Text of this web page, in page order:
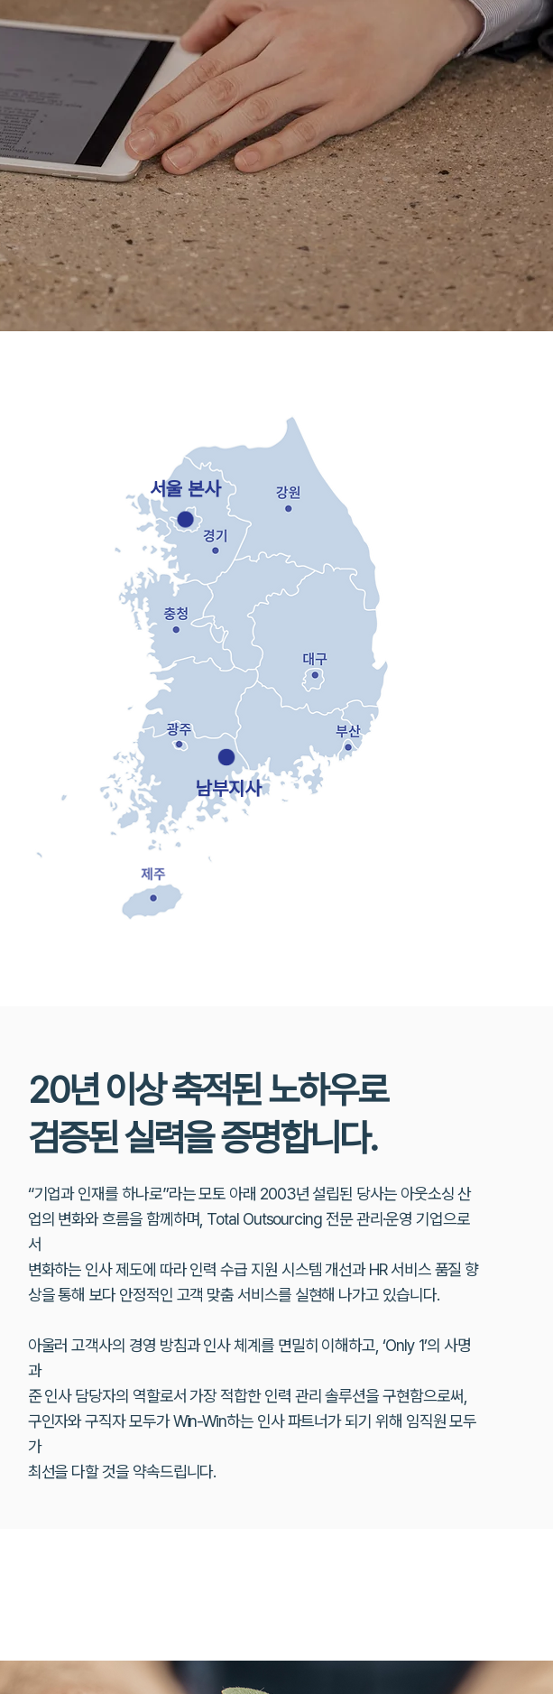
​서울 본사
남부지사
20년 이상 축적된 노하우로
검증된 실력을 증명합니다.
“기업과 인재를 하나로”라는 모토 아래 2003년 설립된 당사는 아웃소싱 산
업의 변화와 흐름을 함께하며, Total Outsourcing 전문 관리·운영 기업으로
서
변화하는 인사 제도에 따라 인력 수급 지원 시스템 개선과 HR 서비스 품질 향
상을통해 보다 안정적인 고객 맞춤 서비스를 실현해 나가고 있습니다.
아울러 고객사의 경영 방침과 인사 체계를 면밀히 이해하고, ‘Only 1’의 사명
과
준 인사 담당자의 역할로서 가장 적합한 인력 관리 솔루션을 구현함으로써,
구인자와 구직자 모두가 Win-Win하는 인사 파트너가 되기 위해 임직원 모두
가
최선을 다할 것을 약속드립니다.